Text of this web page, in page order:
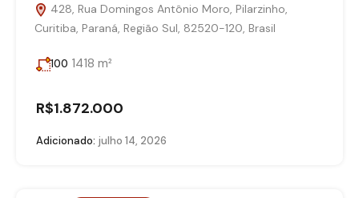
428, Rua Domingos Antônio Moro, Pilarzinho,
Curitiba, Paraná, Região Sul, 82520-120, Brasil
100 1418 m²
R$1.872.000
Adicionado: julho 14, 2026